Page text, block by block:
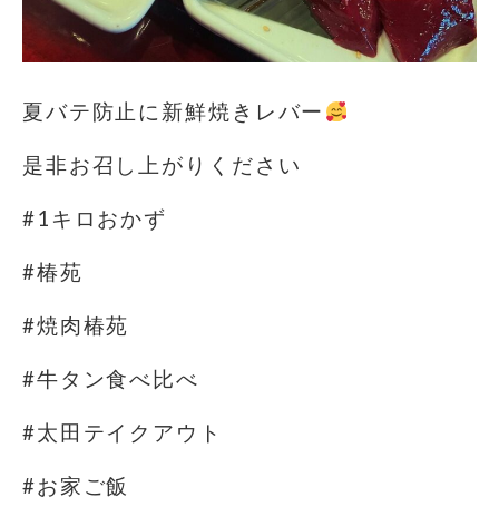
夏バテ防止に新鮮焼きレバー
是非お召し上がりください
#1キロおかず
#椿苑
#焼肉椿苑
#牛タン食べ比べ
#太田テイクアウト
#お家ご飯